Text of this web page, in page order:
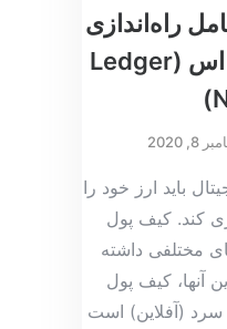
راه‌اندازی
و استفاده لجر نانو اس (Ledger
8, 2020
باید ارز خود را
کند. کیف پول
مختلفی داشته
آنها، کیف پول
(آفلاین) است